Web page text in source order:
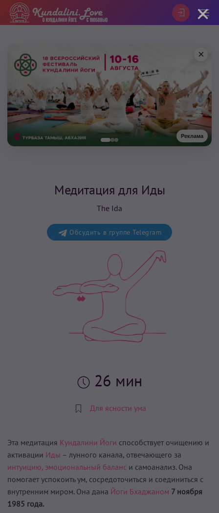
Реклама
×
Медитация для Иды
The Ida
Обсудить в группе Telegram
26 мин
Для ясности ума
Эта медитация Кундалини Йоги способствует очищению и
активации Иды – лунного канала, отвечающего за
интуицию, эмоциональный баланс и самоанализ. Она
помогает успокоить ум, сосредоточиться и соединиться с
внутренним миром. Она дана Йоги Бхаджаном 7 ноября
1985 года.
×